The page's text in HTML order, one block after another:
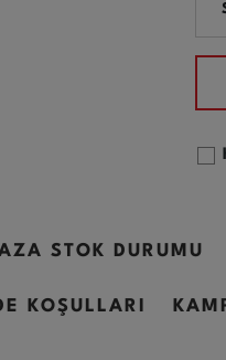
STOK DURUMU
KOŞULLARI